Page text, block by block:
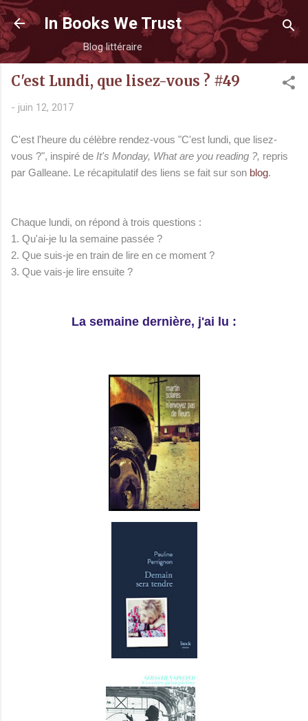
Accéder au contenu principal
In Books We Trust
Blog littéraire
C'est Lundi, que lisez-vous ? #49
- juin 12, 2017
C'est l'heure du célèbre rendez-vous "C'est lundi, que lisez-
vous ?", inspiré de It's Monday, What are you reading ?, repris
par Galleane. Le récapitulatif des liens se fait sur son blog.
Chaque lundi, on répond à trois questions :
1. Qu'ai-je lu la semaine passée ?
2. Que suis-je en train de lire en ce moment ?
3. Que vais-je lire ensuite ?
La semaine dernière, j'ai lu :